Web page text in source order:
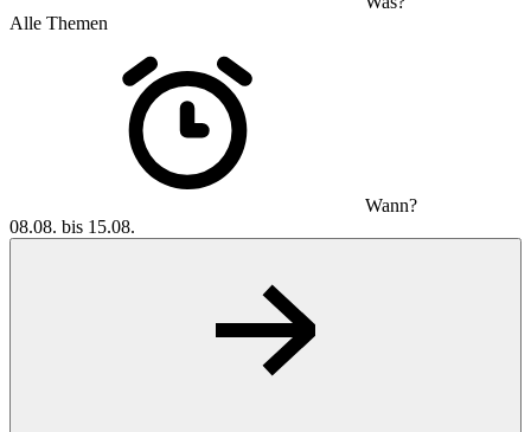
Alle Themen
Wann?
08.08. bis 15.08.